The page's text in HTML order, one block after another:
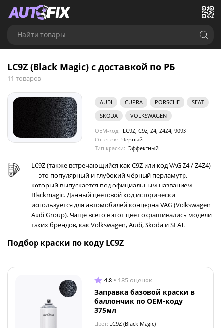
Найти товары
LC9Z (Black Magic) с доставкой по РБ
11 товаров
AUDI CUPRA PORSCHE
SEAT
SKODA
VOLKSWAGEN
OEM-код: LC9Z, C9Z, Z4, Z4Z4, 9093
Оттенок: Черный
Тип краски: Эффектный
LC9Z (также встречающийся как C9Z или код VAG Z4 / Z4Z4)
— это популярный и глубокий чёрный перламутр,
который выпускается под официальным названием
Blackmagic. Данный цветовой код исторически
используется для автомобилей концерна VAG (Volkswagen
Audi Group). Чаще всего в этот цвет окрашивались модели
таких брендов, как Volkswagen, Audi, Skoda и SEAT.
Подбор краски по коду LC9Z
4.8 185 оценок
Заправка базовой краски в
баллончик по OEM-коду
375мл
Цвет: LC9Z (Black Magic)